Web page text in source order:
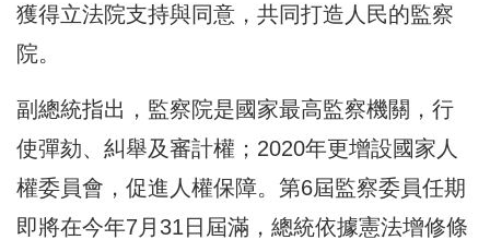
獲得立法院支持與同意，共同打造人民的監察
院。
副總統指出，監察院是國家最高監察機關，行
使彈劾、糾舉及審計權；2020年更增設國家人
權委員會，促進人權保障。第6屆監察委員任期
即將在今年7月31日屆滿，總統依據憲法增修條